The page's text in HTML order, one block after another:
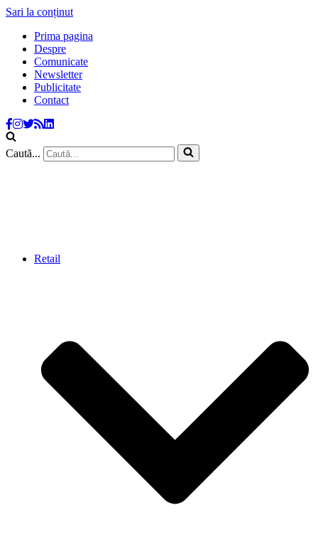
Sari la conținut
Prima pagina
Despre
Comunicate
Newsletter
Publicitate
Contact
Caută...
Retail